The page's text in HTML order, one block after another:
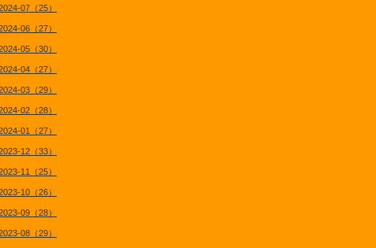
07（25）
06（27）
05（30）
04（27）
03（29）
02（28）
01（27）
12（33）
11（25）
10（26）
09（28）
08（29）